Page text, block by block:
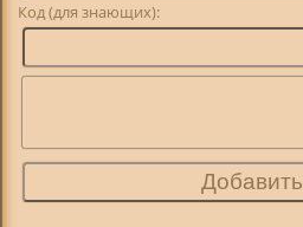
Код (для знающих):